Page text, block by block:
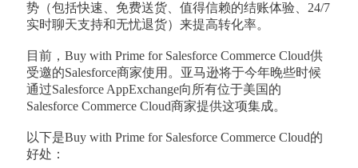
势（包括快速、免费送货、值得信赖的结账体验、24/7
实时聊天支持和无忧退货）来提高转化率。
目前，Buy with Prime for Salesforce Commerce Cloud供
受邀的Salesforce商家使用。亚马逊将于今年晚些时候
通过Salesforce AppExchange向所有位于美国的
Salesforce Commerce Cloud商家提供这项集成。
以下是Buy with Prime for Salesforce Commerce Cloud的
好处：